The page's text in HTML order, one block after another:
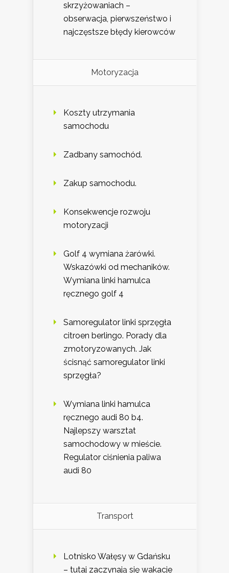
skrzyżowaniach –
obserwacja, pierwszeństwo i
najczęstsze błędy kierowców
Motoryzacja
Koszty utrzymania
samochodu
Zadbany samochód.
Zakup samochodu.
Konsekwencje rozwoju
motoryzacji
Golf 4 wymiana żarówki.
Wskazówki od mechaników.
Wymiana linki hamulca
ręcznego golf 4
Samoregulator linki sprzęgła
citroen berlingo. Porady dla
zmotoryzowanych. Jak
ścisnąć samoregulator linki
sprzęgła?
Wymiana linki hamulca
ręcznego audi 80 b4.
Najlepszy warsztat
samochodowy w mieście.
Regulator ciśnienia paliwa
audi 80
Transport
Lotnisko Wałęsy w Gdańsku
– tutaj zaczynają się wakacje